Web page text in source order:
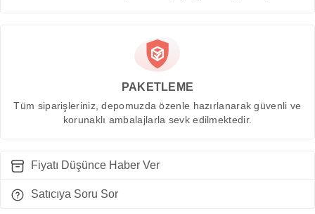
PAKETLEME
Tüm siparişleriniz, depomuzda özenle hazırlanarak güvenli ve
korunaklı ambalajlarla sevk edilmektedir.
Fiyatı Düşünce Haber Ver
Satıcıya Soru Sor